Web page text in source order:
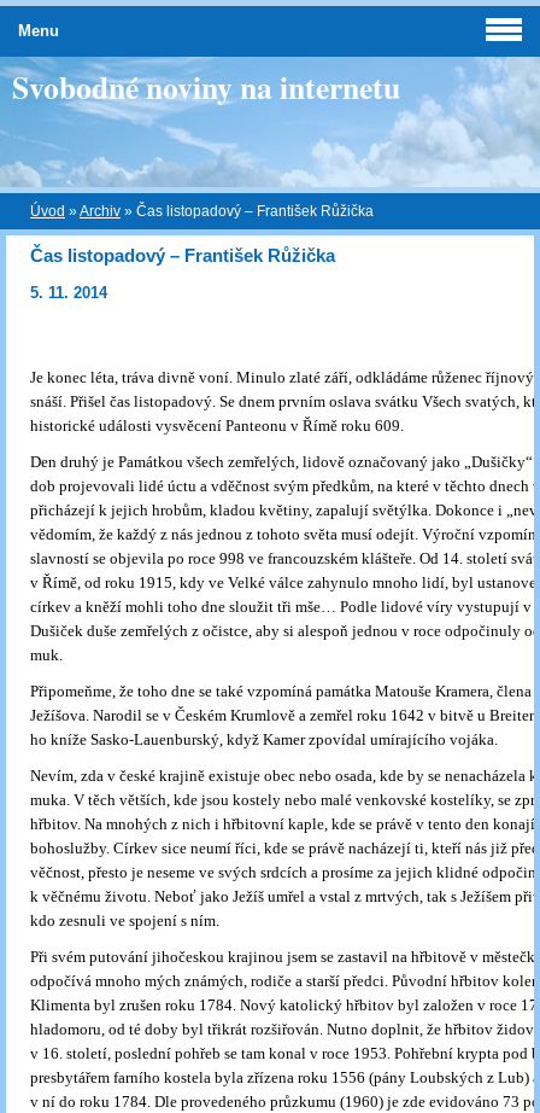
Svobodné noviny na internetu
Úvod »Archiv » Čas listopadový – František Růžička
Čas listopadový – František Růžička
5. 11. 2014
Je konec léta, tráva divně voní. Minulo zlaté září, odkládáme růženec říjnový
snáší. Přišel čas listopadový. Se dnem prvním oslava svátku Všech svatých,
historické události vysvěcení Panteonu v Římě roku 609.
Den druhý je Památkou všech zemřelých, lidově označovaný jako „Dušičky“.
dob projevovali lidé úctu a vděčnost svým předkům, na které v těchto dnech
přicházejí k jejich hrobům, kladou květiny, zapalují světýlka. Dokonce i
vědomím, že každý z nás jednou z tohoto světa musí odejít. Výroční
slavností se objevila po roce 998 ve francouzském klášteře. Od 14. století
v Římě, od roku 1915, kdy ve Velké válce zahynulo mnoho lidí, byl
církev a kněží mohli toho dne sloužit tři mše… Podle lidové víry vystupují v
Dušiček duše zemřelých z očistce, aby si alespoň jednou v roce odpočinuly
muk.
Připomeňme, že toho dne se také vzpomíná památka Matouše Kramera, člena
Ježíšova. Narodil se v Českém Krumlově a zemřel roku 1642 v bitvě u
ho kníže Sasko-Lauenburský, když Kamer zpovídal umírajícího vojáka.
Nevím, zda v české krajině existuje obec nebo osada, kde by se nenacházela
muka. V těch větších, kde jsou kostely nebo malé venkovské kostelíky, se
hřbitov. Na mnohých z nich i hřbitovní kaple, kde se právě v tento den
bohoslužby. Církev sice neumí říci, kde se právě nacházejí ti, kteří nás již
věčnost, přesto je neseme ve svých srdcích a prosíme za jejich klidné
k věčnému životu. Neboť jako Ježíš umřel a vstal z mrtvých, tak s Ježíšem
kdo zesnuli ve spojení s ním.
Při svém putování jihočeskou krajinou jsem se zastavil na hřbitově v
odpočívá mnoho mých známých, rodiče a starší předci. Původní hřbitov
Klimenta byl zrušen roku 1784. Nový katolický hřbitov byl založen v roce
hladomoru, od té doby byl třikrát rozšiřován. Nutno doplnit, že hřbitov
v 16. století, poslední pohřeb se tam konal v roce 1953. Pohřební krypta pod
presbytářem farního kostela byla zřízena roku 1556 (pány Loubských z Lub)
v ní do roku 1784. Dle provedeného průzkumu (1960) je zde evidováno 73
Menu